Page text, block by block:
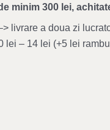
minim 300 lei,
livrare a doua zi
lei – 14 lei (+5 lei